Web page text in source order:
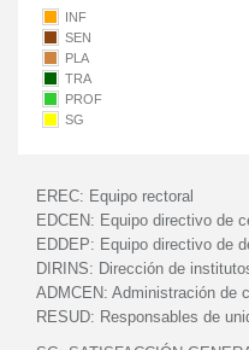
INF
SEN
PLA
TRA
PROF
SG
EREC: Equipo rectoral
EDCEN: Equipo directivo de
EDDEP: Equipo directivo de
DIRINS: Dirección de
ADMCEN: Administración de
RESUD: Responsables de